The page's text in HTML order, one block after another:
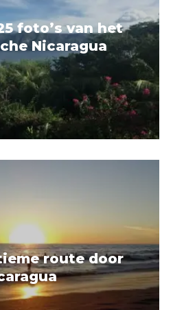
foto’s van het
Nicaragua
route door